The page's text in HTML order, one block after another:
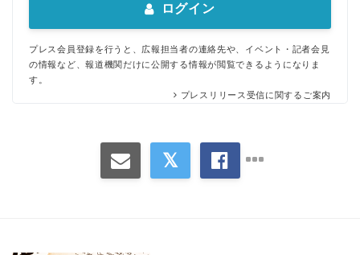
ログイン
プレス会員登録を行うと、広報担当者の連絡先や、イベント・記者会見
の情報など、報道機関だけに公開する情報が閲覧できるようになりま
す。
プレスリリース受信に関するご案内